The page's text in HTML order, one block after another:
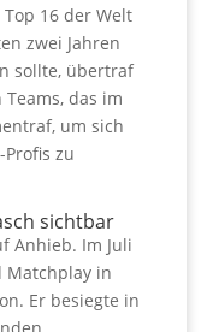
16 der Welt
zwei Jahren
sollte, übertraf
das im
um sich
zu
sichtbar
Anhieb. Im Juli
Matchplay in
Er besiegte in